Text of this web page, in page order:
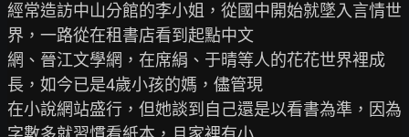
經常造訪中山分館的李小姐，從國中開始就墜入言情世
界，一路從在租書店看到起點中文
網、晉江文學網，在席絹、于晴等人的花花世界裡成
長，如今已是4歲小孩的媽，儘管現
在小說網站盛行，但她談到自己還是以看書為準，因為